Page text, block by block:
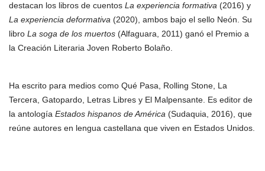
destacan los libros de cuentos La experiencia formativa (2016) y
La experiencia deformativa (2020), ambos bajo el sello Neón. Su
libro La soga de los muertos (Alfaguara, 2011) ganó el Premio a
la Creación Literaria Joven Roberto Bolaño.
Ha escrito para medios como Qué Pasa, Rolling Stone, La
Tercera, Gatopardo, Letras Libres y El Malpensante. Es editor de
la antología Estados hispanos de América (Sudaquia, 2016), que
reúne autores en lengua castellana que viven en Estados Unidos.